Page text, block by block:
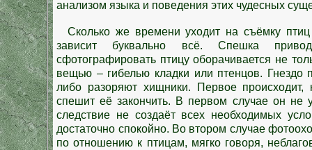
анализом языка и поведения этих чудесных
Сколько же времени уходит на съёмку
зависит буквально всё. Спешка
сфотографировать птицу оборачивается не
вещью – гибелью кладки или птенцов.
либо разоряют хищники. Первое происходит,
спешит её закончить. В первом случае он не
следствие не создаёт всех необходимых
достаточно спокойно. Во втором случае
по отношению к птицам, мягко говоря,